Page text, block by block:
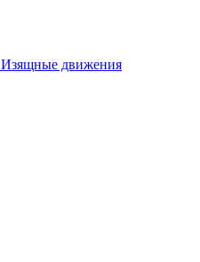
Изящные движения